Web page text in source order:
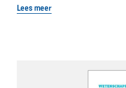
Lees meer